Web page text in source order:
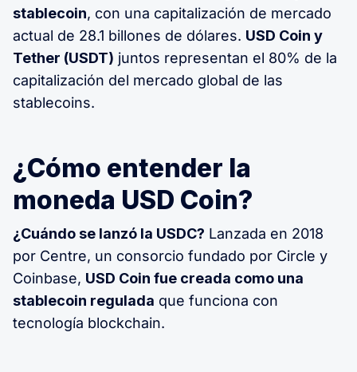
stablecoin, con una capitalización de mercado
actual de 28.1 billones de dólares. USD Coin y
Tether (USDT) juntos representan el 80% de la
capitalización del mercado global de las
stablecoins.
¿Cómo entender la
moneda USD Coin?
¿Cuándo se lanzó la USDC? Lanzada en 2018
por Centre, un consorcio fundado por Circle y
Coinbase, USD Coin fue creada como una
stablecoin regulada que funciona con
tecnología blockchain.